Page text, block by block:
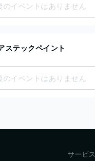
のイベントはありません
ステックペイント
のイベントはありません
サービス